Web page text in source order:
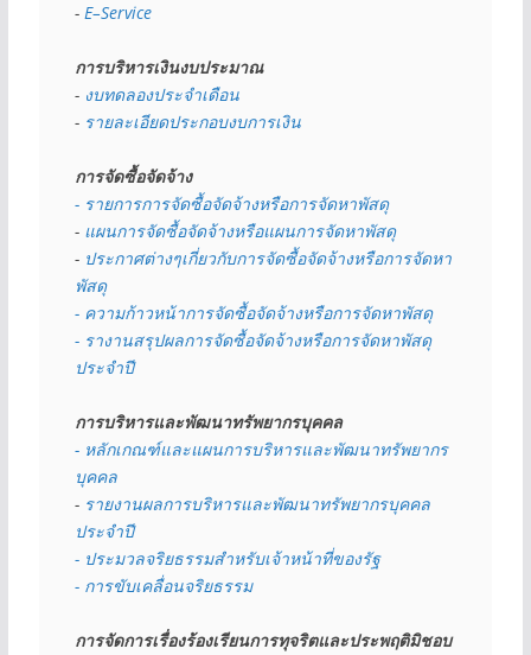
- E–Service
การบริหารเงินงบประมาณ
- งบทดลองประจำเดือน
- รายละเอียดประกอบงบการเงิน
การจัดซื้อจัดจ้าง
- รายการการจัดซื้อจัดจ้างหรือการจัดหาพัสดุ
- แผนการจัดซื้อจัดจ้างหรือแผนการจัดหาพัสดุ
- ประกาศต่างๆเกี่ยวกับการจัดซื้อจัดจ้างหรือการจัดหา
พัสดุ
- ความก้าวหน้าการจัดซื้อจัดจ้างหรือการจัดหาพัสดุ
- รางานสรุปผลการจัดซื้อจัดจ้างหรือการจัดหาพัสดุ
ประจำปี
การบริหารและพัฒนาทรัพยากรบุคคล
- หลักเกณฑ์และแผนการบริหารและพัฒนาทรัพยากร
บุคคล
- รายงานผลการบริหารและพัฒนาทรัพยากรบุคคล
ประจำปี
- ประมวลจริยธรรมสำหรับเจ้าหน้าที่ของรัฐ
- การขับเคลื่อนจริยธรรม
การจัดการเรื่องร้องเรียนการทุจริตและประพฤติมิชอบ